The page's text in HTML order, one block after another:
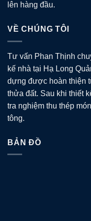
lên hàng đầu.
VỀ CHÚNG TÔI
Tư vấn Phan Thịnh
kế nhà tại Hạ Long
dựng được hoàn thiện
thửa đất. Sau khi thiết
tra nghiệm thu thép
tông.
BẢN ĐỒ